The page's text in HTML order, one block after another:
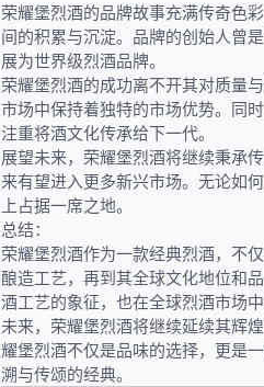
荣耀堡烈酒的品牌故事充满传奇色
间的积累与沉淀。品牌的创始人曾
展为世界级烈酒品牌。
荣耀堡烈酒的成功离不开其对质量
市场中保持着独特的市场优势。同
注重将酒文化传承给下一代。
展望未来，荣耀堡烈酒将继续秉承
来有望进入更多新兴市场。无论如
上占据一席之地。
总结：
荣耀堡烈酒作为一款经典烈酒，不
酿造工艺，再到其全球文化地位和
酒工艺的象征，也在全球烈酒市场
未来，荣耀堡烈酒将继续延续其辉
耀堡烈酒不仅是品味的选择，更是
溯与传颂的经典。